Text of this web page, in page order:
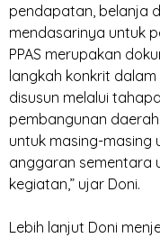
pendapatan, belanja
mendasarinya untuk
PPAS merupakan
langkah konkrit
disusun melalui
pembangunan
untuk masing-masing
anggaran sementara
kegiatan,” ujar Doni.
‎Lebih lanjut Doni